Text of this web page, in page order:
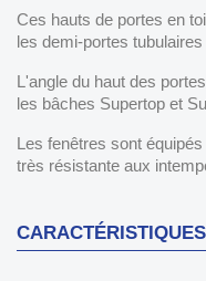
Ces hauts de portes en
les demi-portes
L'angle du haut des
les bâches Supertop et
Les fenêtres sont
très résistante aux
CARACTÉRISTIQUES